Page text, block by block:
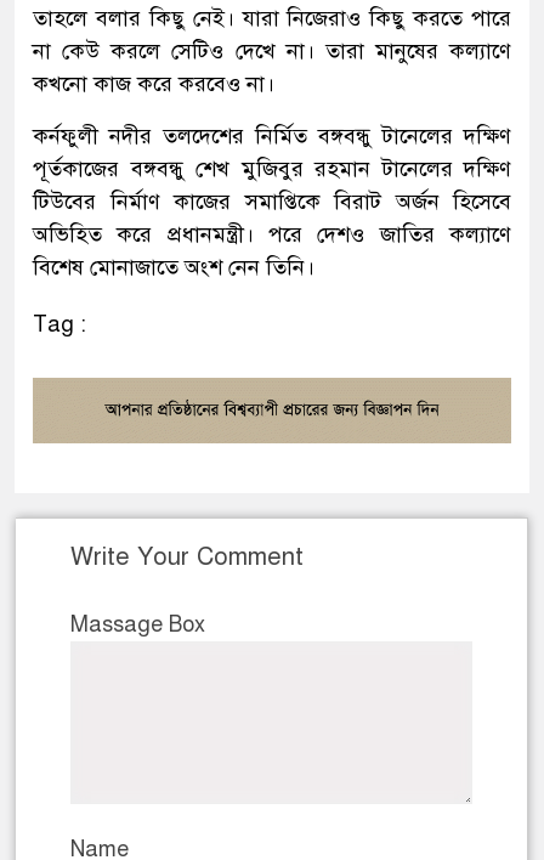
তাহলে বলার কিছু নেই। যারা নিজেরাও কিছু করতে পারে
না কেউ করলে সেটিও দেখে না। তারা মানুষের কল্যাণে
কখনো কাজ করে করবেও না।
কর্নফুলী নদীর তলদেশের নির্মিত বঙ্গবন্ধু টানেলের দক্ষিণ
পূর্তকাজের বঙ্গবন্ধু শেখ মুজিবুর রহমান টানেলের দক্ষিণ
টিউবের নির্মাণ কাজের সমাপ্তিকে বিরাট অর্জন হিসেবে
অভিহিত করে প্রধানমন্ত্রী। পরে দেশও জাতির কল্যাণে
বিশেষ মোনাজাতে অংশ নেন তিনি।
Tag :
Write Your Comment
Massage Box
Name